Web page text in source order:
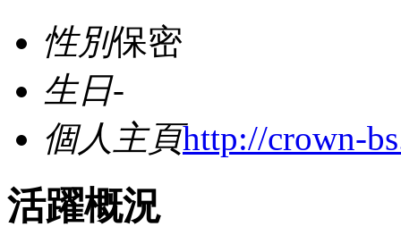
性別保密
生日-
個人主頁http://crown-
活躍概況